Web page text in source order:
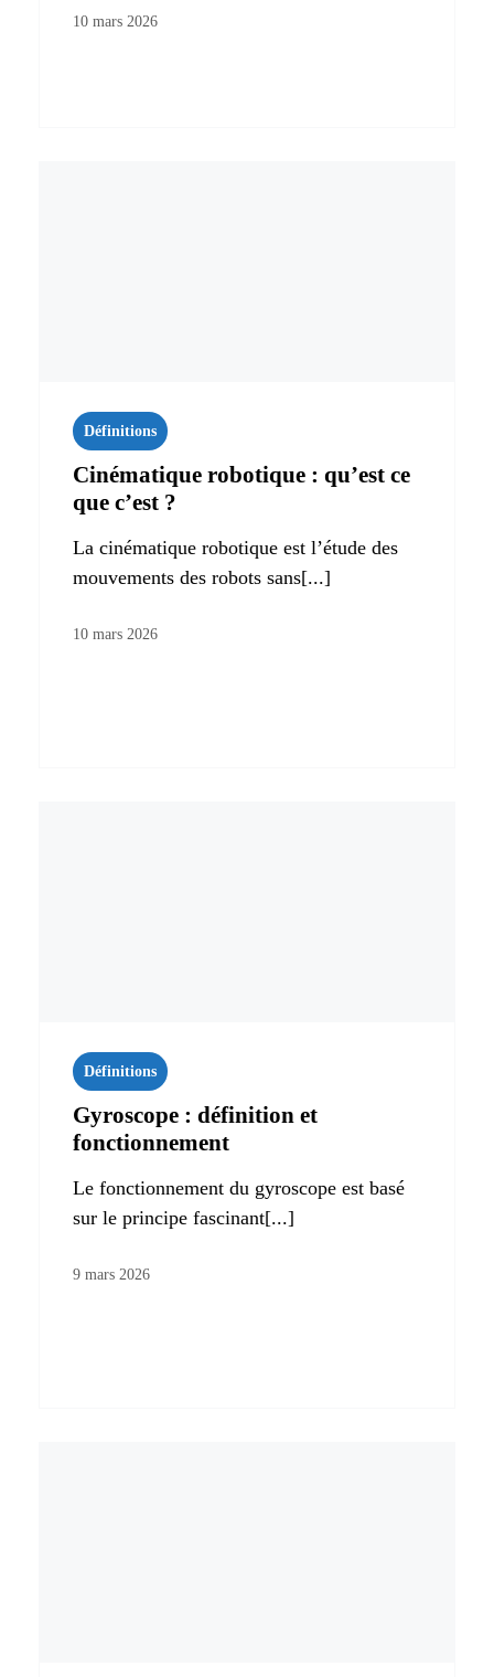
10 mars 2026
Définitions
Cinématique robotique : qu’est ce
que c’est ?
La cinématique robotique est l’étude des
mouvements des robots sans[...]
10 mars 2026
Définitions
Gyroscope : définition et
fonctionnement
Le fonctionnement du gyroscope est basé
sur le principe fascinant[...]
9 mars 2026